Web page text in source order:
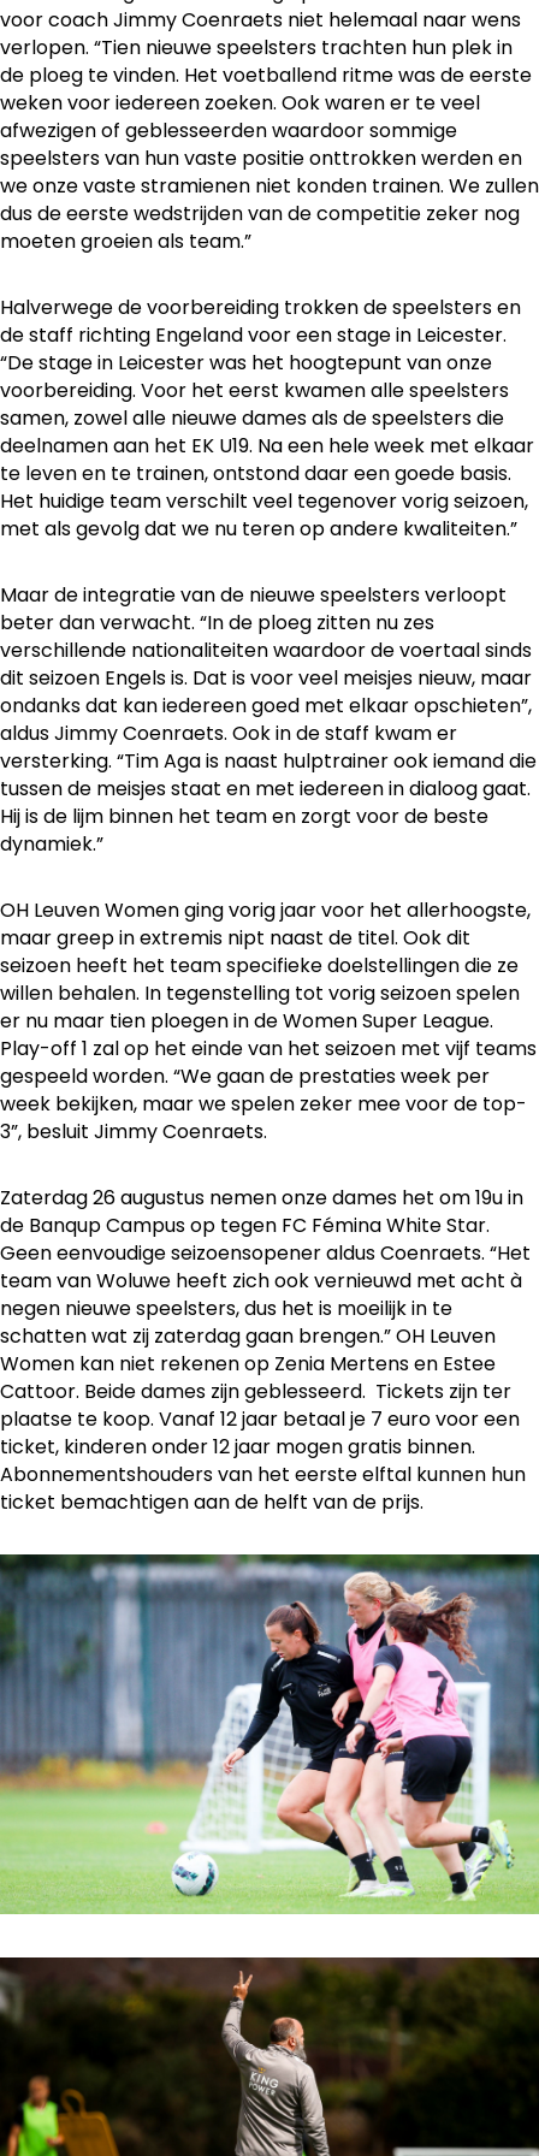
voor coach Jimmy Coenraets niet helemaal naar wens
verlopen. “Tien nieuwe speelsters trachten hun plek in
de ploeg te vinden. Het voetballend ritme was de eerste
weken voor iedereen zoeken. Ook waren er te veel
afwezigen of geblesseerden waardoor sommige
speelsters van hun vaste positie onttrokken werden en
we onze vaste stramienen niet konden trainen. We zullen
dus de eerste wedstrijden van de competitie zeker nog
moeten groeien als team.”
Halverwege de voorbereiding trokken de speelsters en
de staff richting Engeland voor een stage in Leicester.
“De stage in Leicester was het hoogtepunt van onze
voorbereiding. Voor het eerst kwamen alle speelsters
samen, zowel alle nieuwe dames als de speelsters die
deelnamen aan het EK U19. Na een hele week met elkaar
te leven en te trainen, ontstond daar een goede basis.
Het huidige team verschilt veel tegenover vorig seizoen,
met als gevolg dat we nu teren op andere kwaliteiten.”
Maar de integratie van de nieuwe speelsters verloopt
beter dan verwacht. “In de ploeg zitten nu zes
verschillende nationaliteiten waardoor de voertaal sinds
dit seizoen Engels is. Dat is voor veel meisjes nieuw, maar
ondanks dat kan iedereen goed met elkaar opschieten”,
aldus Jimmy Coenraets. Ook in de staff kwam er
versterking. “Tim Aga is naast hulptrainer ook iemand die
tussen de meisjes staat en met iedereen in dialoog gaat.
Hij is de lijm binnen het team en zorgt voor de beste
dynamiek.”
OH Leuven Women ging vorig jaar voor het allerhoogste,
maar greep in extremis nipt naast de titel. Ook dit
seizoen heeft het team specifieke doelstellingen die ze
willen behalen. In tegenstelling tot vorig seizoen spelen
er nu maar tien ploegen in de Women Super League.
Play-off 1 zal op het einde van het seizoen met vijf teams
gespeeld worden. “We gaan de prestaties week per
week bekijken, maar we spelen zeker mee voor de top-
3”, besluit Jimmy Coenraets.
Zaterdag 26 augustus nemen onze dames het om 19u in
de Banqup Campus op tegen FC Fémina White Star.
Geen eenvoudige seizoensopener aldus Coenraets. “Het
team van Woluwe heeft zich ook vernieuwd met acht à
negen nieuwe speelsters, dus het is moeilijk in te
schatten wat zij zaterdag gaan brengen.” OH Leuven
Women kan niet rekenen op Zenia Mertens en Estee
Cattoor. Beide dames zijn geblesseerd. Tickets zijn ter
plaatse te koop. Vanaf 12 jaar betaal je 7 euro voor een
ticket, kinderen onder 12 jaar mogen gratis binnen.
Abonnementshouders van het eerste elftal kunnen hun
ticket bemachtigen aan de helft van de prijs.